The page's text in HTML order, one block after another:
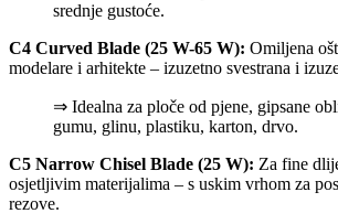
srednje gustoće.
C4 Curved Blade (25 W-65 W): Omiljena
modelare i arhitekte – izuzetno svestrana i
⇒ Idealna za ploče od pjene, gipsane
gumu, glinu, plastiku, karton, drvo.
C5 Narrow Chisel Blade (25 W): Za fine
osjetljivim materijalima – s uskim vrhom za
rezove.